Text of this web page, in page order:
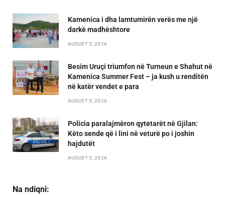
Kamenica i dha lamtumirën verës me një
darkë madhështore
AUGUST 5, 2026
Besim Uruçi triumfon në Turneun e Shahut në
Kamenica Summer Fest – ja kush u renditën
në katër vendet e para
AUGUST 5, 2026
Policia paralajmëron qytetarët në Gjilan:
Këto sende që i lini në veturë po i joshin
hajdutët
AUGUST 5, 2026
Na ndiqni: